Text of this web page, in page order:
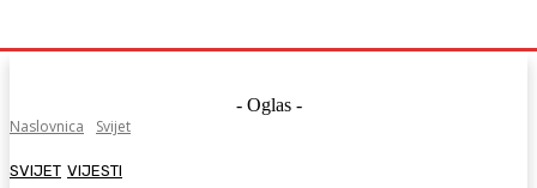
- Oglas -
Naslovnica
Svijet
SVIJET VIJESTI